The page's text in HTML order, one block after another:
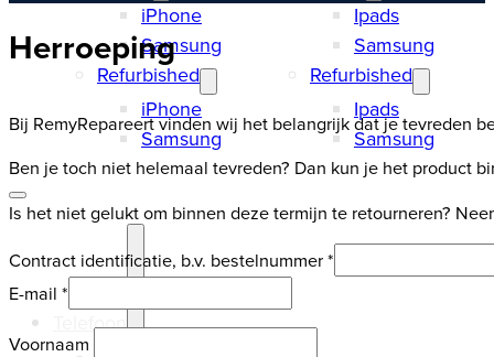
iPhone
Samsung
Refurbished
iPhone
Samsung
Ipads
Samsung
Refurbished
Ipads
Samsung
Telefoon
Herroeping
Bij RemyRepareert vinden wij het belangrijk dat je tevreden
Ben je toch niet helemaal tevreden? Dan kun je het product
Is het niet gelukt om binnen deze termijn te retourneren?
Contract identificatie, b.v. bestelnummer*
E-mail *
mail
Voornaam